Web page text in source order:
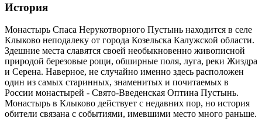
История
Монастырь Спаса Нерукотворного Пустынь находится в селе
Клыково неподалеку от города Козельска Калужской области.
Здешние места славятся своей необыкновенно живописной
природой березовые рощи, обширные поля, луга, реки Жиздра
и Серена. Наверное, не случайно именно здесь расположен
один из самых старинных, знаменитых и почитаемых в
России монастырей - Свято-Введенская Оптина Пустынь.
Монастырь в Клыково действует с недавних пор, но история
обители связана с событиями, имевшими место много раньше.